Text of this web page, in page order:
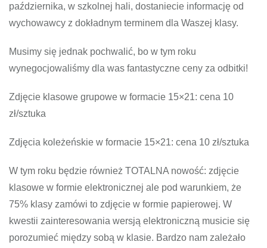
października, w szkolnej hali, dostaniecie informację od
wychowawcy z dokładnym terminem dla Waszej klasy.
Musimy się jednak pochwalić, bo w tym roku
wynegocjowaliśmy dla was fantastyczne ceny za odbitki!
Zdjęcie klasowe grupowe w formacie 15×21: cena 10
zł/sztuka
Zdjęcia koleżeńskie w formacie 15×21: cena 10 zł/sztuka
W tym roku będzie również TOTALNA nowość: zdjęcie
klasowe w formie elektronicznej ale pod warunkiem, że
75% klasy zamówi to zdjęcie w formie papierowej. W
kwestii zainteresowania wersją elektroniczną musicie się
porozumieć między sobą w klasie. Bardzo nam zależało